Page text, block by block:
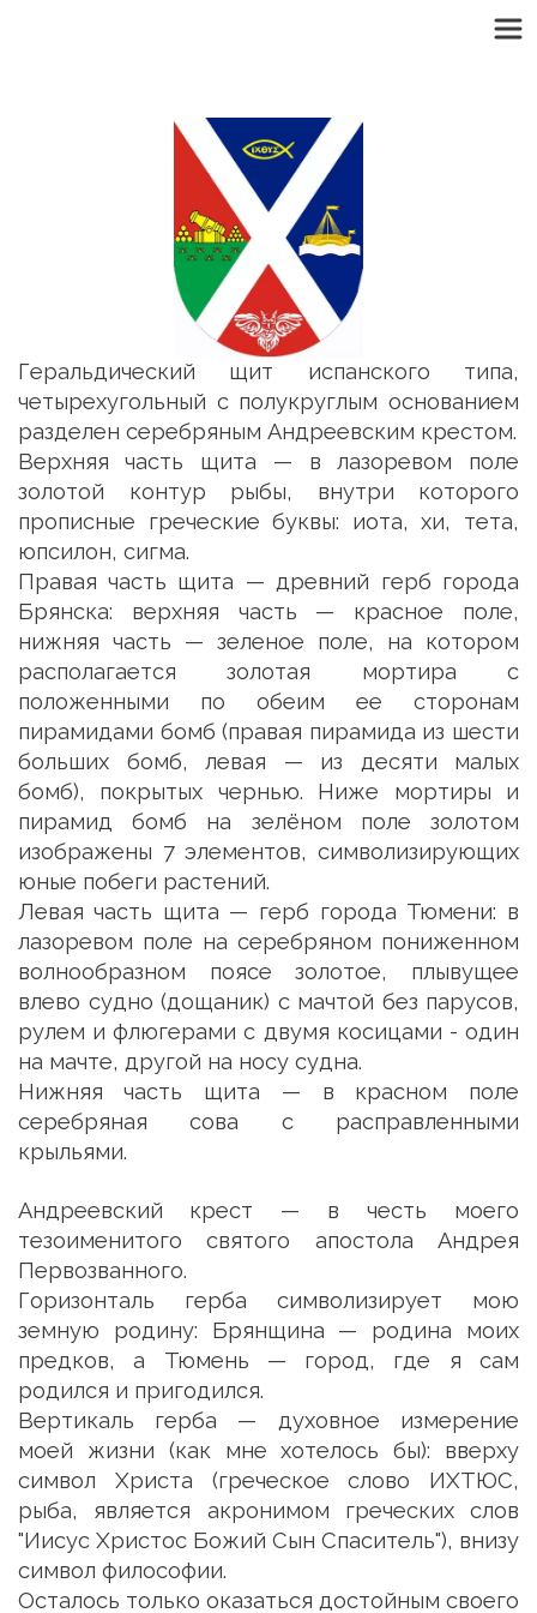
Геральдический щит испанского типа,
четырехугольный с полукруглым основанием
разделен серебряным Андреевским крестом.
Верхняя часть щита — в лазоревом поле
золотой контур рыбы, внутри которого
прописные греческие буквы: иота, хи, тета,
юпсилон, сигма.
Правая часть щита — древний герб города
Брянска: верхняя часть — красное поле,
нижняя часть — зеленое поле, на котором
располагается золотая мортира с
положенными по обеим ее сторонам
пирамидами бомб (правая пирамида из шести
больших бомб, левая — из десяти малых
бомб), покрытых чернью. Ниже мортиры и
пирамид бомб на зелёном поле золотом
изображены 7 элементов, символизирующих
юные побеги растений.
Левая часть щита — герб города Тюмени: в
лазоревом поле на серебряном пониженном
волнообразном поясе золотое, плывущее
влево судно (дощаник) с мачтой без парусов,
рулем и флюгерами с двумя косицами - один
на мачте, другой на носу судна.
Нижняя часть щита — в красном поле
серебряная сова с расправленными
крыльями.
Андреевский крест — в честь моего
тезоименитого святого апостола Андрея
Первозванного.
Горизонталь герба символизирует мою
земную родину: Брянщина — родина моих
предков, а Тюмень — город, где я сам
родился и пригодился.
Вертикаль герба — духовное измерение
моей жизни (как мне хотелось бы): вверху
символ Христа (греческое слово ИХТЮС,
рыба, является акронимом греческих слов
"Иисус Христос Божий Сын Спаситель"), внизу
символ философии.
Осталось только оказаться достойным своего